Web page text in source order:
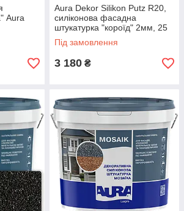
Aura
Aura Dekor Silikon Putz R20,
силіконова фасадна
штукатурка "короїд" 2мм, 25
кг
Під замовлення
3 180 ₴